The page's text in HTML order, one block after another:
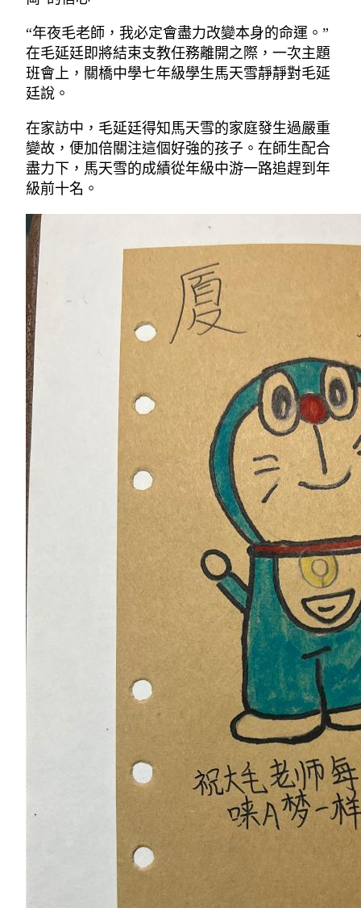
“年夜毛老師，我必定會盡力改變本身的命運。”
在毛延廷即將結束支教任務離開之際，一次主題
班會上，關橋中學七年級學生馬天雪靜靜對毛延
廷說。
在家訪中，毛延廷得知馬天雪的家庭發生過嚴重
變故，便加倍關注這個好強的孩子。在師生配合
盡力下，馬天雪的成績從年級中游一路追趕到年
級前十名。